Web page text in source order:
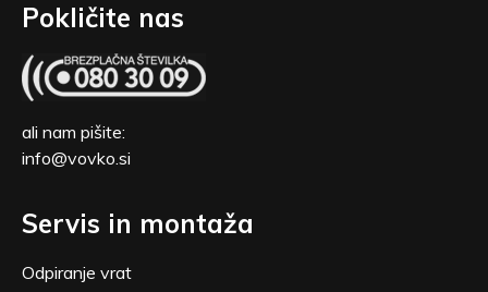
Pokličite nas
ali nam pišite:
info@vovko.si
Servis in montaža
Odpiranje vrat